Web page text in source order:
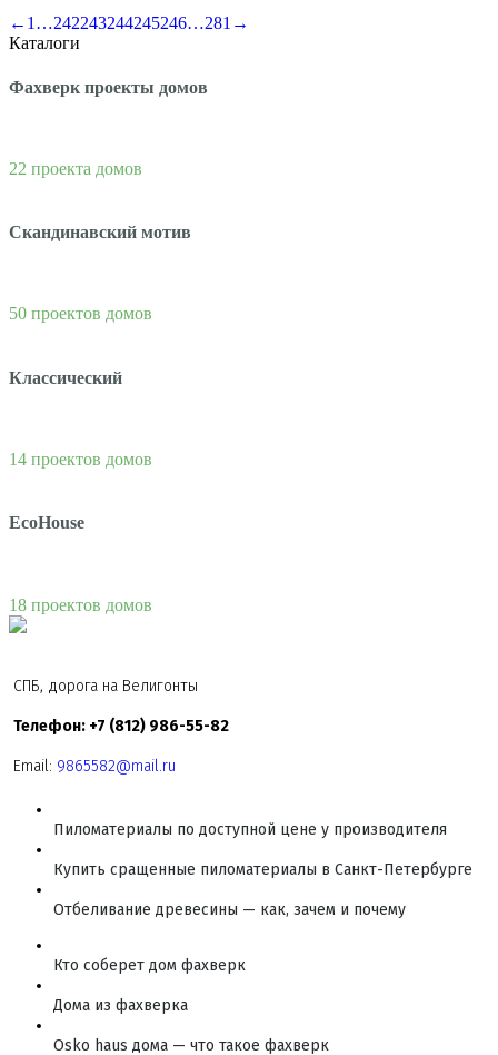
← 1 …242243244245246…281 →
Каталоги
Фахверк проекты домов
22 проекта домов
Скандинавский мотив
50 проектов домов
Классический
14 проектов домов
EcoHouse
18 проектов домов
СПБ, дорога на Велигонты
Телефон: +7 (812) 986-55-82
Email: 9865582@mail.ru
Пиломатериалы по доступной цене у производителя
Купить сращенные пиломатериалы в Санкт-Петербурге
Отбеливание древесины — как, зачем и почему
Кто соберет дом фахверк
Дома из фахверка
Osko haus дома — что такое фахверк